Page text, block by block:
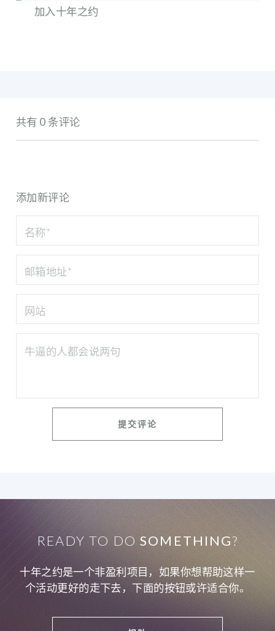
加入十年之约
共有 0 条评论
添加新评论
READY TO DOSOMETHING?
十年之约是一个非盈利项目，如果你想帮助这样一
个活动更好的走下去，下面的按钮或许适合你。